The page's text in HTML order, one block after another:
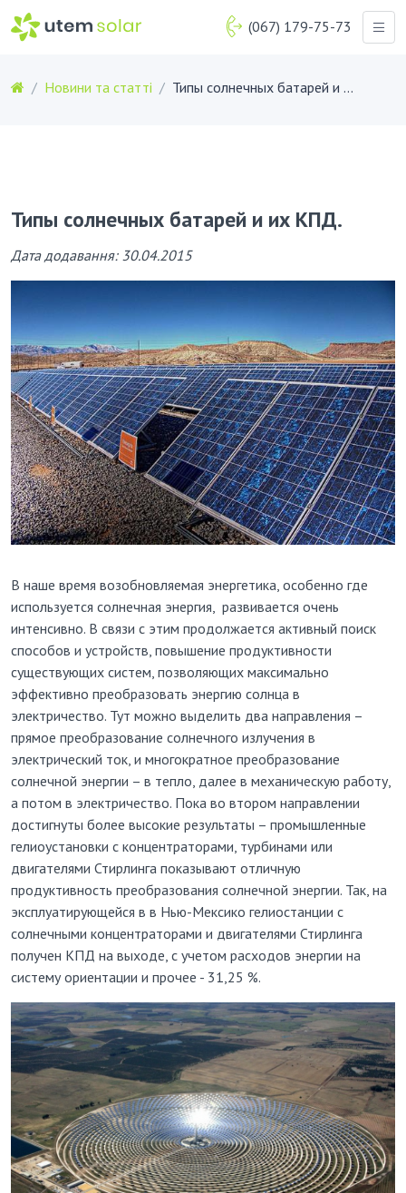
(067) 179-75-73
Новини та статті Типы солнечных батарей и их КПД.
Типы солнечных батарей и их КПД.
Дата додавання: 30.04.2015
В наше время возобновляемая энергетика, особенно где
используется солнечная энергия, развивается очень
интенсивно. В связи с этим продолжается активный поиск
способов и устройств, повышение продуктивности
существующих систем, позволяющих максимально
эффективно преобразовать энергию солнца в
электричество. Тут можно выделить два направления –
прямое преобразование солнечного излучения в
электрический ток, и многократное преобразование
солнечной энергии – в тепло, далее в механическую работу,
а потом в электричество. Пока во втором направлении
достигнуты более высокие результаты – промышленные
гелиоустановки с концентраторами, турбинами или
двигателями Стирлинга показывают отличную
продуктивность преобразования солнечной энергии. Так, на
эксплуатирующейся в в Нью-Мексико гелиостанции с
солнечными концентраторами и двигателями Стирлинга
получен КПД на выходе, с учетом расходов энергии на
систему ориентации и прочее - 31,25 %.